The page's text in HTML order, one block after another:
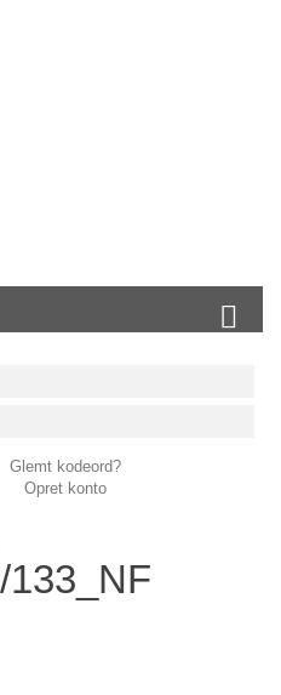
Glemt kodeord?
Opret konto